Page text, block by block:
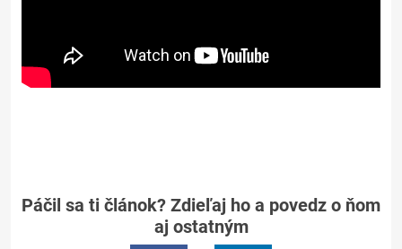
Páčil sa ti článok? Zdieľaj ho a povedz o ňom
aj ostatným